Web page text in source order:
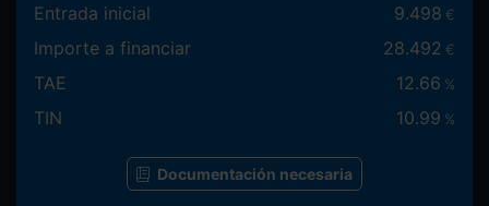
Entrada inicial 9.498 €
Importe a financiar 28.492 €
TAE 12.66 %
TIN 10.99 %
Documentación necesaria